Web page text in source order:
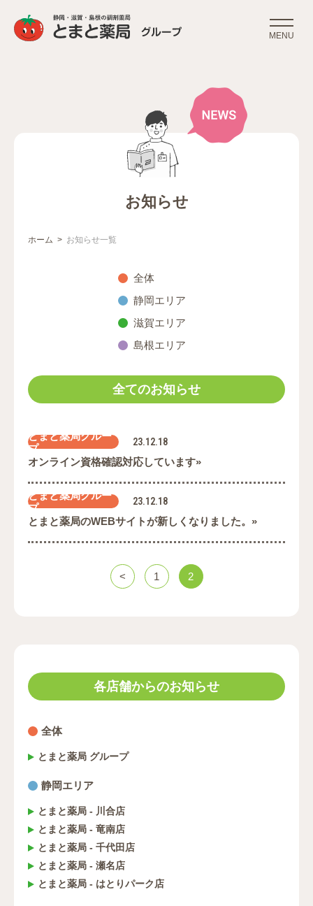
MENU
お知らせ
Breadcrumbs
ホーム お知らせ一覧
全体
静岡エリア
滋賀エリア
島根エリア
全てのお知らせ
とまと薬局グルー
プ
23.12.18
オンライン資格確認対応しています»
とまと薬局グルー
プ
23.12.18
とまと薬局のWEBサイトが新しくなりました。»
< 1 2
各店舗からのお知らせ
全体
とまと薬局 グループ
静岡エリア
とまと薬局 - 川合店
とまと薬局 - 竜南店
とまと薬局 - 千代田店
とまと薬局 - 瀬名店
とまと薬局 - はとりパーク店